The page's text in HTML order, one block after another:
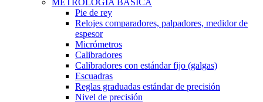
METROLOGÍA BÁSICA
Pie de rey
Relojes comparadores, palpadores, medidor de
espesor
Micrómetros
Calibradores
Calibradores con estándar fijo (galgas)
Escuadras
Reglas graduadas estándar de precisión
Nivel de precisión